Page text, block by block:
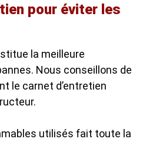
pour éviter les
la meilleure
Nous conseillons de
le carnet d’entretien
utilisés fait toute la